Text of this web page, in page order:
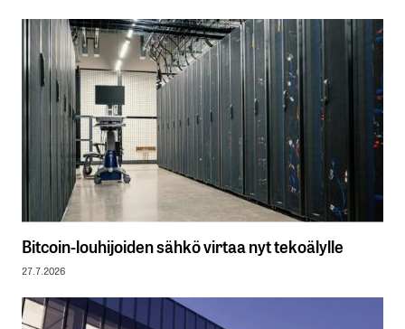
Bitcoin-louhijoiden sähkö virtaa nyt tekoälylle
27.7.2026